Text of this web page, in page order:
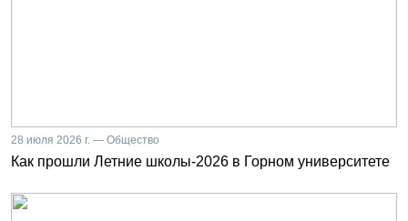
28 июля 2026 г. — Общество
Как прошли Летние школы-2026 в Горном университете